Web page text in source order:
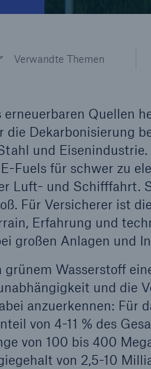
Verwandte Themen
Quellen
Dekarbonisierung
und
Fuels für schwer zu
Luft- und Schifffahrt.
Für Versicherer ist
Erfahrung und
großen Anlagen und
Wasserstoff
und die
anzuerkennen: Für
von 4-11 % des
von 100 bis 400
von 2,5-10
Rückversicherung
MIRA Digital